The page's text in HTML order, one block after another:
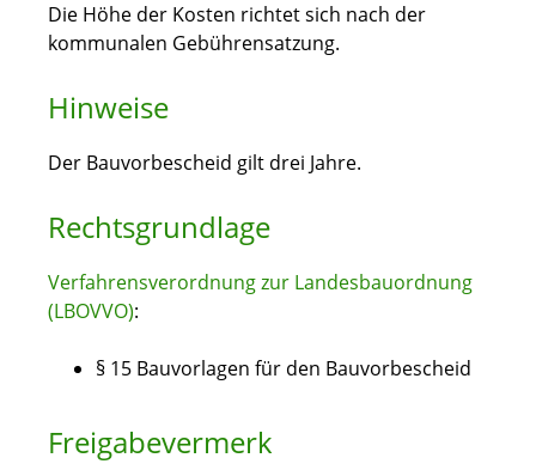
Die Höhe der Kosten richtet sich nach der
kommunalen Gebührensatzung.
Hinweise
Der Bauvorbescheid gilt drei Jahre.
Rechtsgrundlage
Verfahrensverordnung zur Landesbauordnung
(LBOVVO):
§ 15 Bauvorlagen für den Bauvorbescheid
Freigabevermerk